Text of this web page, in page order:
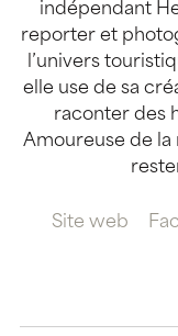
indépendant
reporter et
l’univers
elle use de sa
raconter des
Amoureuse de
Site web